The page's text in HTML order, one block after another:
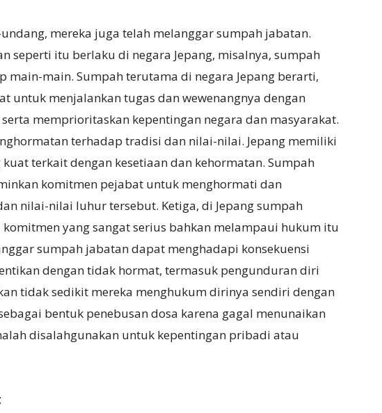
mereka juga telah melanggar sumpah jabatan.
seperti itu berlaku di negara Jepang, misalnya, sumpah
main-main. Sumpah terutama di negara Jepang berarti,
untuk menjalankan tugas dan wewenangnya dengan
memprioritaskan kepentingan negara dan masyarakat.
terhadap tradisi dan nilai-nilai. Jepang memiliki
terkait dengan kesetiaan dan kehormatan. Sumpah
komitmen pejabat untuk menghormati dan
nilai-nilai luhur tersebut. Ketiga, di Jepang sumpah
yang sangat serius bahkan melampaui hukum itu
sumpah jabatan dapat menghadapi konsekuensi
dengan tidak hormat, termasuk pengunduran diri
tidak sedikit mereka menghukum dirinya sendiri dengan
bentuk penebusan dosa karena gagal menunaikan
disalahgunakan untuk kepentingan pribadi atau